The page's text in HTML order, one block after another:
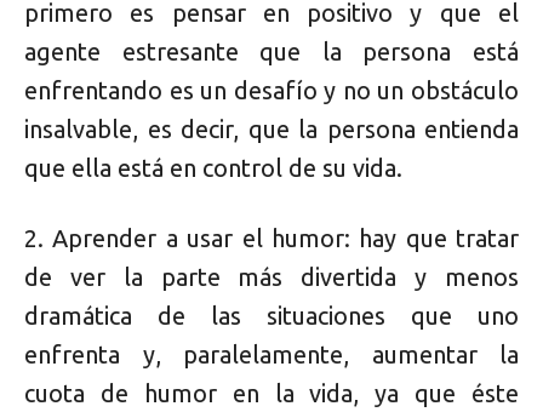
primero es pensar en positivo y que el
agente estresante que la persona está
enfrentando es un desafío y no un obstáculo
insalvable, es decir, que la persona entienda
que ella está en control de su vida.
2. Aprender a usar el humor: hay que tratar
de ver la parte más divertida y menos
dramática de las situaciones que uno
enfrenta y, paralelamente, aumentar la
cuota de humor en la vida, ya que éste